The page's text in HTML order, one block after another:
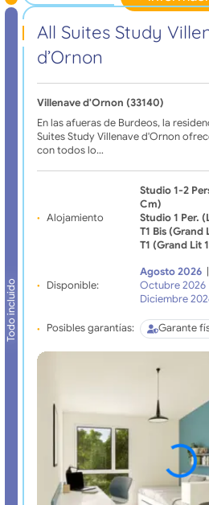
Todo incluido
All Suites Study
d’Ornon
Villenave d'Ornon (33140)
En las afueras de Burdeos, la
Suites Study Villenave d'Ornon
con todos lo…
Alojamiento
Studio 1-2
Cm)
Studio 1 Per.
T1 Bis (grand
T1 (grand Lit
Disponible:
Agosto 2026
Octubre 2026
Diciembre
Posibles garantías: Garante